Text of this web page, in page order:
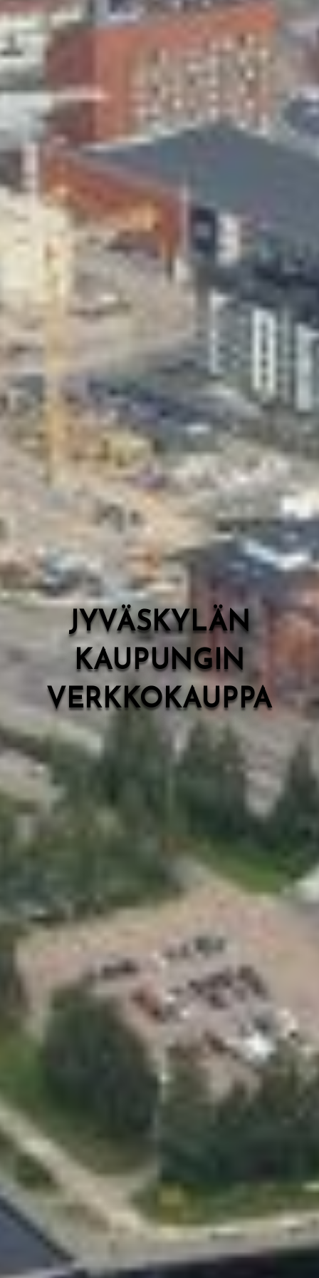
Skeittihalli
Varhaiskasvatus
Ateria- ja välipalamaksut
Mämminiemi
Taideapteekki
Kirjasto
Valon Kaupunki
Lasten Lysti & LystiKylä-festivaali
Ohje
English
JYVÄSKYLÄN
KAUPUNGIN
VERKKOKAUPPA